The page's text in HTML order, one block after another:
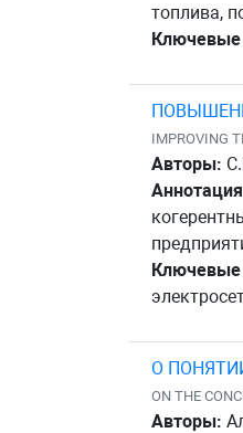
топлива,
Ключевые
IMPROVING
Авторы:
Ключевые
О
ON THE
Авторы: